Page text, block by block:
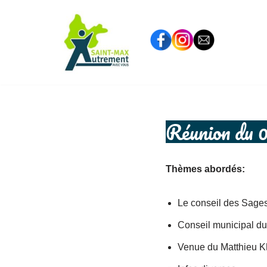
Réunion du
Thèmes abordés:
Le conseil des
Conseil municipal
Venue du Matthieu